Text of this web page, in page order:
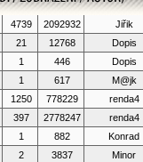
4739 2092932 Jiřik
21 12768 Dopis
1 446 Dopis
1 617 M@jk
1250 778229 renda4
397 2778247 renda4
1 882 Konrad
2 3837 Minor